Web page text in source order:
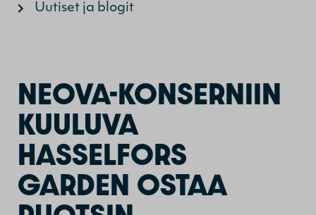
Uutiset ja blogit
NEOVA-KONSERNIIN
KUULUVA
HASSELFORS
GARDEN OSTAA